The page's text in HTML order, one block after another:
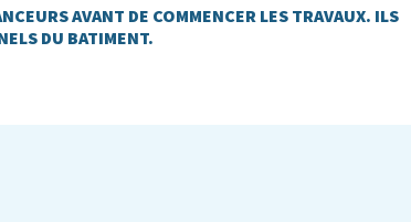
AVANT DE COMMENCER LES TRAVAUX. ILS
DU BATIMENT.